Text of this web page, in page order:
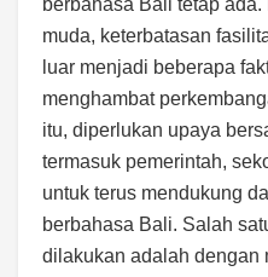
muda, keterbatasan
luar menjadi beberapa
menghambat
itu, diperlukan upaya
termasuk pemerintah,
untuk terus mendukung
berbahasa Bali. Salah
dilakukan adalah dengan